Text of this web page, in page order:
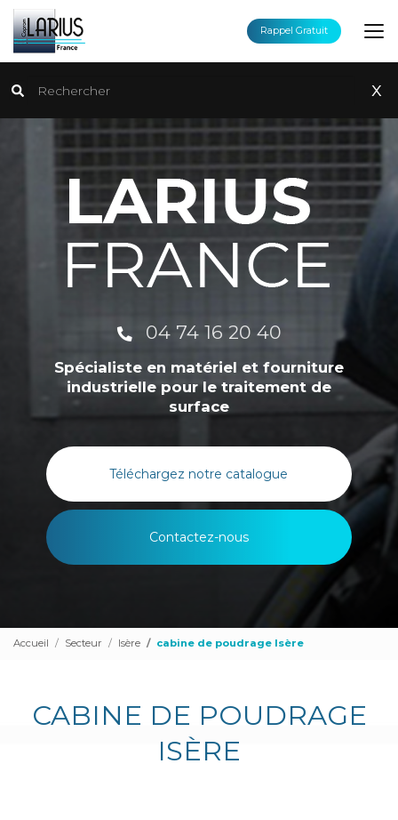
Aller
au
contenu
principal
Rechercher
x
Rappel Gratuit
04 74 16 20 40
Spécialiste en matériel et fourniture
industrielle pour le traitement de
surface
Téléchargez notre catalogue
Contactez-nous
Accueil Secteur Isère cabine de poudrage Isère
CABINE DE POUDRAGE
ISÈRE